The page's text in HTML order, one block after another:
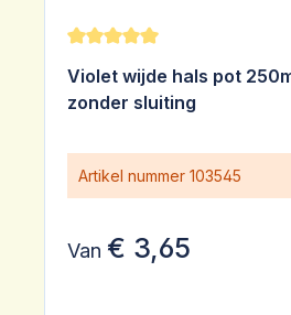
Gemiddelde waardering
Violet wijde hals pot
zonder sluiting
Artikel nummer 103545
Van € 3,65